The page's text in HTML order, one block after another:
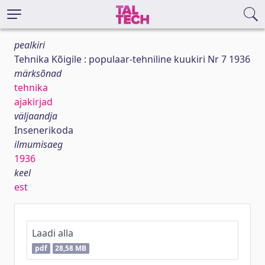
pealkiri
Tehnika Kõigile : populaar-tehniline kuukiri Nr 7 1936
märksõnad
tehnika
ajakirjad
väljaandja
Insenerikoda
ilmumisaeg
1936
keel
est
Laadi alla
pdf 28,58 MB